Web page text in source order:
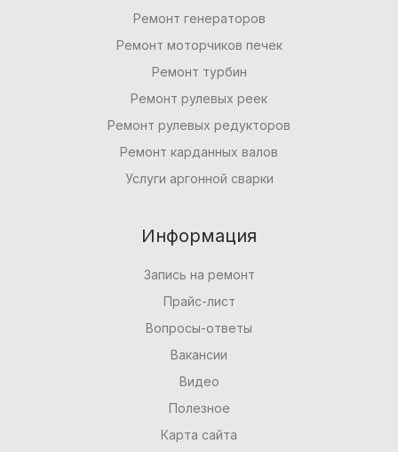
Ремонт генераторов
Ремонт моторчиков печек
Ремонт турбин
Ремонт рулевых реек
Ремонт рулевых редукторов
Ремонт карданных валов
Услуги аргонной сварки
Информация
Запись на ремонт
Прайс-лист
Вопросы-ответы
Вакансии
Видео
Полезное
Карта сайта